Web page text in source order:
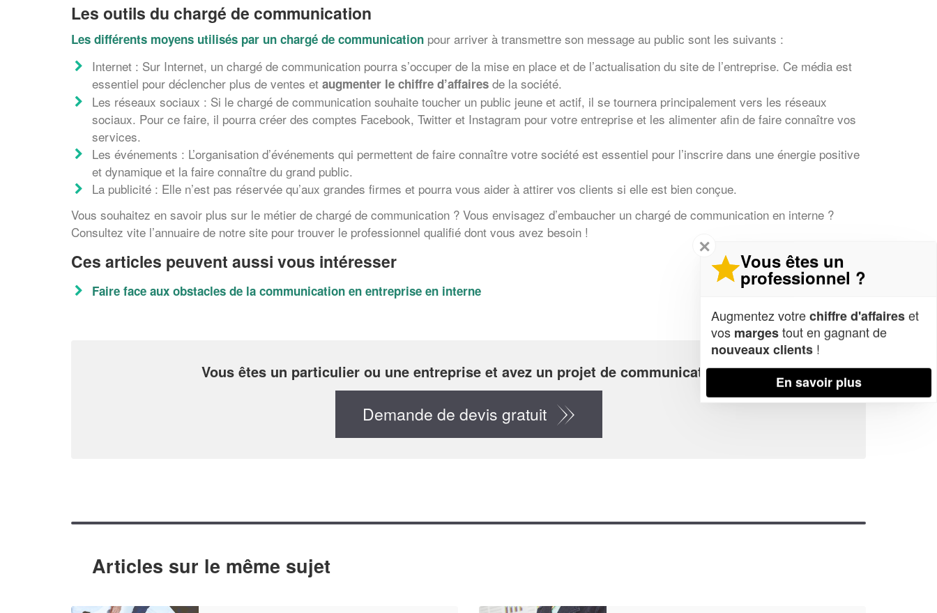
Les outils du chargé de communication
Les différents moyens utilisés par un chargé de communication pour arriver à transmettre son message au public sont les suivants :
Internet : Sur Internet, un chargé de communication pourra s’occuper de la mise en place et de l’actualisation du site de l’entreprise. Ce média est
essentiel pour déclencher plus de ventes et augmenter le chiffre d’affaires de la société.
Les réseaux sociaux : Si le chargé de communication souhaite toucher un public jeune et actif, il se tournera principalement vers les réseaux
sociaux. Pour ce faire, il pourra créer des comptes Facebook, Twitter et Instagram pour votre entreprise et les alimenter afin de faire connaître vos
services.
Les événements : L’organisation d’événements qui permettent de faire connaître votre société est essentiel pour l’inscrire dans une énergie positive
et dynamique et la faire connaître du grand public.
La publicité : Elle n’est pas réservée qu’aux grandes firmes et pourra vous aider à attirer vos clients si elle est bien conçue.
Vous souhaitez en savoir plus sur le métier de chargé de communication ? Vous envisagez d’embaucher un chargé de communication en interne ?
Consultez vite l’annuaire de notre site pour trouver le professionnel qualifié dont vous avez besoin !
Ces articles peuvent aussi vous intéresser
Faire face aux obstacles de la communication en entreprise en interne
Vous êtes un particulier ou une entreprise et avez un projet de communication ?
Demande de devis gratuit
Articles sur le même sujet
✕
Vous êtes un
professionnel ?
Augmentez votrechiffre d'affaireset
vos margestout en gagnant de
nouveaux clients !
En savoir plus